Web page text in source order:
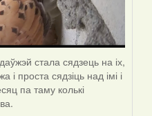
стала сядзець на іх,
проста сядзіць над імі і
па таму колькі